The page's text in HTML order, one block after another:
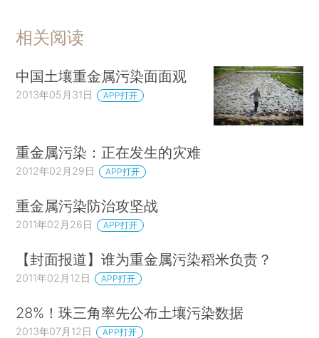
相关阅读
中国土壤重金属污染面面观
2013年05月31日 APP打开
重金属污染：正在发生的灾难
2012年02月29日 APP打开
重金属污染防治攻坚战
2011年02月26日 APP打开
【封面报道】谁为重金属污染稻米负责？
2011年02月12日 APP打开
28%！珠三角率先公布土壤污染数据
2013年07月12日 APP打开